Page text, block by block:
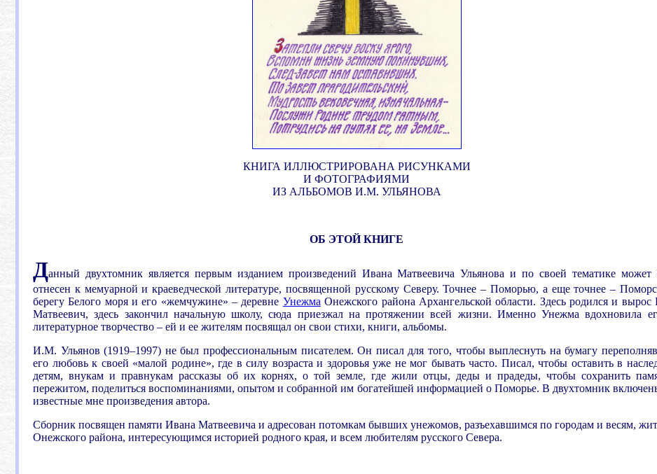
КНИГА ИЛЛЮСТРИРОВАНА РИСУНКАМИ
И ФОТОГРАФИЯМИ
ИЗ АЛЬБОМОВ И.М. УЛЬЯНОВА
ОБ ЭТОЙ КНИГЕ
Данный двухтомник является первым изданием произведений Ивана Матвеевича Ульянова и по своей тематике может
отнесен к мемуарной и краеведческой литературе, посвященной русскому Северу. Точнее – Поморью, а еще точнее –
берегу Белого моря и его «жемчужине» – деревне Унежма Онежского района Архангельской области. Здесь родился и вырос
Матвеевич, здесь закончил начальную школу, сюда приезжал на протяжении всей жизни. Именно Унежма вдохновила
литературное творчество – ей и ее жителям посвящал он свои стихи, книги, альбомы.
И.М. Ульянов (1919–1997) не был профессиональным писателем. Он писал для того, чтобы выплеснуть на бумагу
его любовь к своей «малой родине», где в силу возраста и здоровья уже не мог бывать часто. Писал, чтобы оставить в
детям, внукам и правнукам рассказы об их корнях, о той земле, где жили отцы, деды и прадеды, чтобы сохранить
пережитом, поделиться воспоминаниями, опытом и собранной им богатейшей информацией о Поморье. В двухтомник
известные мне произведения автора.
Сборник посвящен памяти Ивана Матвеевича и адресован потомкам бывших унежомов, разъехавшимся по городам и весям,
Онежского района, интересующимся историей родного края, и всем любителям русского Севера.